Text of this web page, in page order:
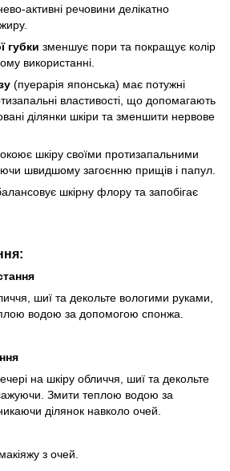
активні речовини делікатно
губки зменшує пори та покращує колір
використанні.
(пуерарія японська) має потужні
властивості, що допомагають
ділянки шкіри та зменшити нервове
шкіру своїми протизапальними
швидшому загоєнню прищів і папул.
шкірну флору та запобігає
шиї та декольте вологими руками,
водою за допомогою спонжа.
на шкіру обличчя, шиї та декольте
Змити теплою водою за
ділянок навколо очей.
з очей.